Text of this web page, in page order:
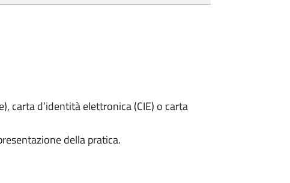
carta d’identità elettronica (CIE) o carta
della pratica.